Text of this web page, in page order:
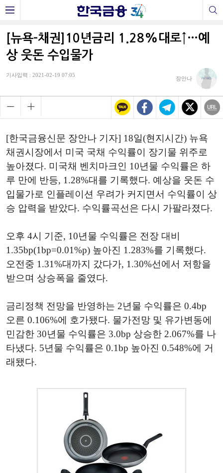
[뉴욕-채권]10년금리 1.28%대로↑…예
상 웃돈 수입물가
기사입력 : 2021-02-19 07:05
장안나
[한국금융신문 장안나 기자] 18일(현지시간) 뉴욕
채권시장에서 미국 국채 수익률이 장기물 위주로
높아졌다. 미국채 벤치마크인 10년물 수익률은 하
루 만에 반등, 1.28%대를 기록했다. 예상을 웃돈 수
입물가로 인플레이션 우려가 커지면서 수익률이 상
승 압력을 받았다. 수익률곡선은 다시 가팔라졌다.
오후 4시 기준, 10년물 수익률은 전장 대비
1.35bp(1bp=0.01%p) 높아진 1.283%를 기록했다.
오전중 1.31%대까지 갔다가, 1.30%선에서 저항을
받으며 상승폭을 줄였다.
금리정책 전망을 반영하는 2년물 수익률은 0.4bp
오른 0.106%에 호가됐다. 물가전망 및 유가변동에
민감한 30년물 수익률은 3.0bp 상승한 2.067%를 나
타냈다. 5년물 수익률은 0.1bp 높아진 0.548%에 거
래됐다.